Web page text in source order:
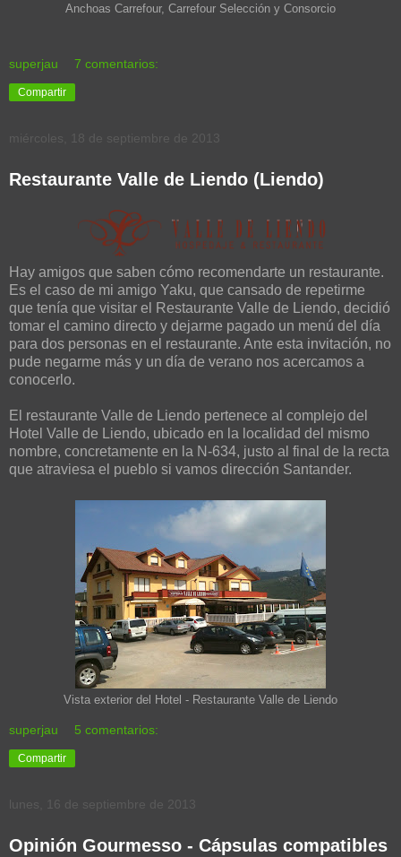
Anchoas Carrefour, Carrefour Selección y Consorcio
superjau 7 comentarios:
Compartir
miércoles, 18 de septiembre de 2013
Restaurante Valle de Liendo (Liendo)
Hay amigos que saben cómo recomendarte un restaurante.
Es el caso de mi amigo Yaku, que cansado de repetirme
que tenía que visitar el Restaurante Valle de Liendo, decidió
tomar el camino directo y dejarme pagado un menú del día
para dos personas en el restaurante. Ante esta invitación, no
pude negarme más y un día de verano nos acercamos a
conocerlo.
El restaurante Valle de Liendo pertenece al complejo del
Hotel Valle de Liendo, ubicado en la localidad del mismo
nombre, concretamente en la N-634, justo al final de la recta
que atraviesa el pueblo si vamos dirección Santander.
Vista exterior del Hotel - Restaurante Valle de Liendo
superjau 5 comentarios:
Compartir
lunes, 16 de septiembre de 2013
Opinión Gourmesso - Cápsulas compatibles